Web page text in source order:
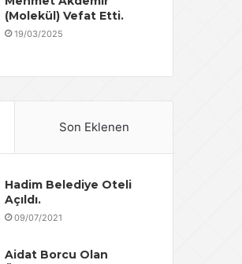
(Molekül) Vefat Etti.
19/03/2025
Son Eklenen
Hadim Belediye Oteli
Açıldı.
09/07/2021
Aidat Borcu Olan